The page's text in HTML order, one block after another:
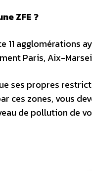
ZFE ?
11 agglomérations
Paris, Aix-
ses propres
ces zones, vous
de pollution de